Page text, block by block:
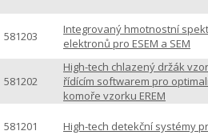
581203
Integrovaný hmotnostní
elektronů pro ESEM a SEM
581202
High-tech chlazený držák
řídícím softwarem pro
komoře vzorku EREM
581201 High-tech detekční systémy